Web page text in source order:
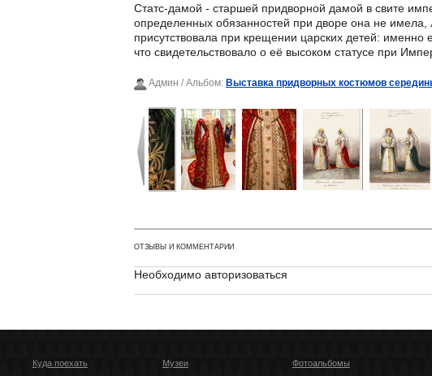
Статс-дамой - старшей придворной дамой в свите
определенных обязанностей при дворе она не
присутствовала при крещении царских детей:
что свидетельствовало о её высоком статусе при
Админ / Альбом: Выставка придворных костюмов
ОТЗЫВЫ И КОММЕНТАРИИ
Необходимо авторизоваться
Куда поехать Музеи Фотоальбомы